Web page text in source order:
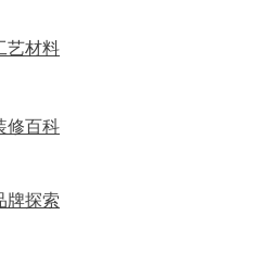
艺材料
修百科
牌探索